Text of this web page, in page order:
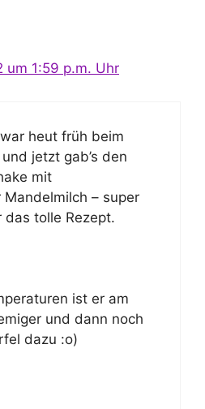
um 1:59 p.m. Uhr
heut früh beim
jetzt gab’s den
mit
– super
das tolle Rezept.
ist er am
und dann noch
dazu :o)